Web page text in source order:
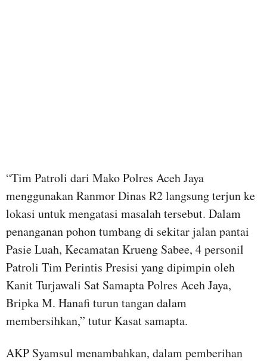
“Tim Patroli dari Mako Polres Aceh Jaya
menggunakan Ranmor Dinas R2 langsung terjun ke
lokasi untuk mengatasi masalah tersebut. Dalam
penanganan pohon tumbang di sekitar jalan pantai
Pasie Luah, Kecamatan Krueng Sabee, 4 personil
Patroli Tim Perintis Presisi yang dipimpin oleh
Kanit Turjawali Sat Samapta Polres Aceh Jaya,
Bripka M. Hanafi turun tangan dalam
membersihkan,” tutur Kasat samapta.
AKP Syamsul menambahkan, dalam pemberihan